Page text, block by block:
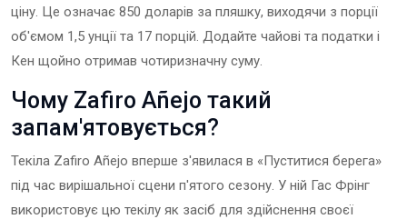
ціну. Це означає 850 доларів за пляшку, виходячи з порції
об'ємом 1,5 унції та 17 порцій. Додайте чайові та податки і
Кен щойно отримав чотиризначну суму.
Чому Zafiro Añejo такий
запам'ятовується?
Текіла Zafiro Añejo вперше з'явилася в «Пуститися берега»
під час вирішальної сцени п'ятого сезону. У ній Гас Фрінг
використовує цю текілу як засіб для здійснення своєї